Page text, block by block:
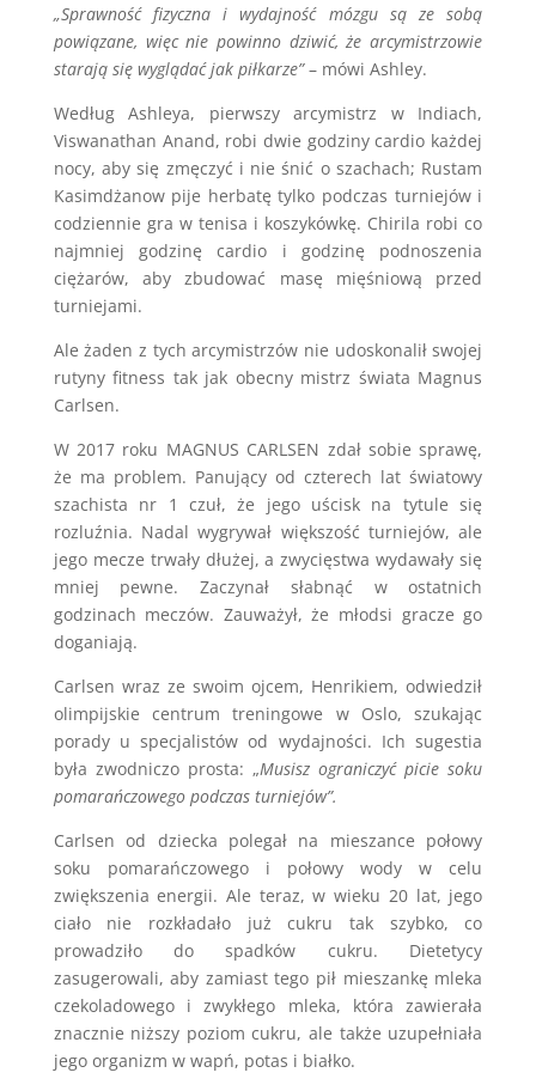
„Sprawność fizyczna i wydajność mózgu są ze sobą
powiązane, więc nie powinno dziwić, że arcymistrzowie
starają się wyglądać jak piłkarze”– mówi Ashley.
Według Ashleya, pierwszy arcymistrz w Indiach,
Viswanathan Anand, robi dwie godziny cardio każdej
nocy, aby się zmęczyć i nie śnić o szachach; Rustam
Kasimdżanow pije herbatę tylko podczas turniejów i
codziennie gra w tenisa i koszykówkę. Chirila robi co
najmniej godzinę cardio i godzinę podnoszenia
ciężarów, aby zbudować masę mięśniową przed
turniejami.
Ale żaden z tych arcymistrzów nie udoskonalił swojej
rutyny fitness tak jak obecny mistrz świata Magnus
Carlsen.
W 2017 roku MAGNUS CARLSEN zdał sobie sprawę,
że ma problem. Panujący od czterech lat światowy
szachista nr 1 czuł, że jego uścisk na tytule się
rozluźnia. Nadal wygrywał większość turniejów, ale
jego mecze trwały dłużej, a zwycięstwa wydawały się
mniej pewne. Zaczynał słabnąć w ostatnich
godzinach meczów. Zauważył, że młodsi gracze go
doganiają.
Carlsen wraz ze swoim ojcem, Henrikiem, odwiedził
olimpijskie centrum treningowe w Oslo, szukając
porady u specjalistów od wydajności. Ich sugestia
była zwodniczo prosta: „Musisz ograniczyć picie soku
pomarańczowego podczas turniejów”.
Carlsen od dziecka polegał na mieszance połowy
soku pomarańczowego i połowy wody w celu
zwiększenia energii. Ale teraz, w wieku 20 lat, jego
ciało nie rozkładało już cukru tak szybko, co
prowadziło do spadków cukru. Dietetycy
zasugerowali, aby zamiast tego pił mieszankę mleka
czekoladowego i zwykłego mleka, która zawierała
znacznie niższy poziom cukru, ale także uzupełniała
jego organizm w wapń, potas i białko.